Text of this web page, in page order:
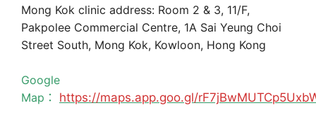
Mong Kok clinic address: Room 2 & 3, 11/F,
Pakpolee Commercial Centre, 1A Sai Yeung Choi
Street South, Mong Kok, Kowloon, Hong Kong
Google
Map： https://maps.app.goo.gl/